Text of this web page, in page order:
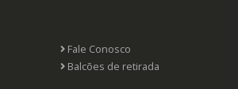
Fale Conosco
Balcões de retirada